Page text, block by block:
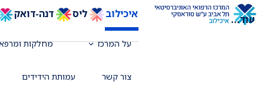
איכילוב ליס דנה-דואק
על המרכז מחלקות
צור קשר עמותת הידידים
עוד...
רדיולוגית בכירה, מומחית לדימות